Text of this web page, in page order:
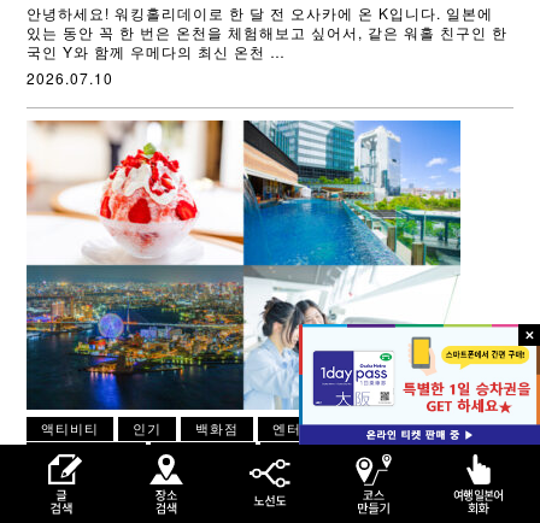
안녕하세요! 워킹홀리데이로 한 달 전 오사카에 온 K입니다. 일본에
있는 동안 꼭 한 번은 온천을 체험해보고 싶어서, 같은 워홀 친구인 한
국인 Y와 함께 우메다의 최신 온천 …
2026.07.10
액티비티 인기 백화점 엔터테인먼트
체험
온천 ･ 사우나
찻집 ･ 카페
촬영 스팟
할인 승차권 발매소
Osaka Metro로 즐기는 여름 오사카 여행! 역세권 × 시